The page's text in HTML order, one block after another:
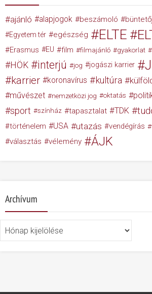
ajánló alapjogok beszámoló
Egyetem tér egészség ELTE
Erasmus EU film filmajánló gyakorlat
HÖK interjú jog jogászi karrier
karrier koronavírus kultúra
művészet nemzetközi jog oktatás
sport színház tapasztalat TDK
történelem USA utazás vendégírás
választás vélemény ÁJK
Archívum